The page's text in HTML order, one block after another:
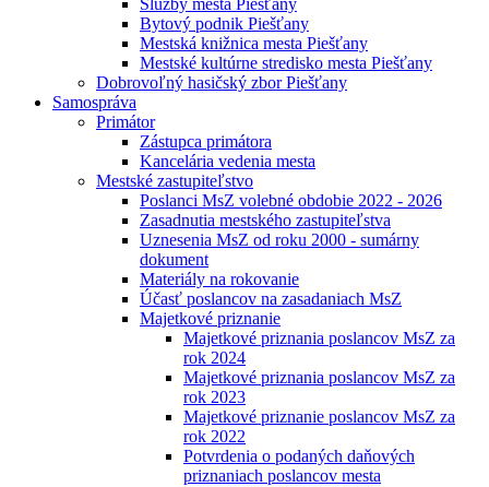
Služby mesta Piešťany
Bytový podnik Piešťany
Mestská knižnica mesta Piešťany
Mestské kultúrne stredisko mesta Piešťany
Dobrovoľný hasičský zbor Piešťany
Samospráva
Primátor
Zástupca primátora
Kancelária vedenia mesta
Mestské zastupiteľstvo
Poslanci MsZ volebné obdobie 2022 - 2026
Zasadnutia mestského zastupiteľstva
Uznesenia MsZ od roku 2000 - sumárny
dokument
Materiály na rokovanie
Účasť poslancov na zasadaniach MsZ
Majetkové priznanie
Majetkové priznania poslancov MsZ za
rok 2024
Majetkové priznania poslancov MsZ za
rok 2023
Majetkové priznanie poslancov MsZ za
rok 2022
Potvrdenia o podaných daňových
priznaniach poslancov mesta